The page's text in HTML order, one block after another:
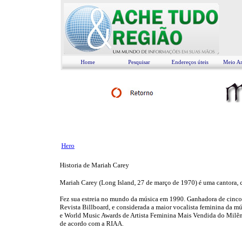
Home Pesquisar Endereços úteis Meio
Hero
Historia de Mariah Carey
Mariah Carey (Long Island, 27 de março de 1970) é uma
Fez sua estreia no mundo da música em 1990. Ganhadora de
Revista Billboard, e considerada a maior vocalista feminina da
e World Music Awards de Artista Feminina Mais Vendida do
de acordo com a RIAA.